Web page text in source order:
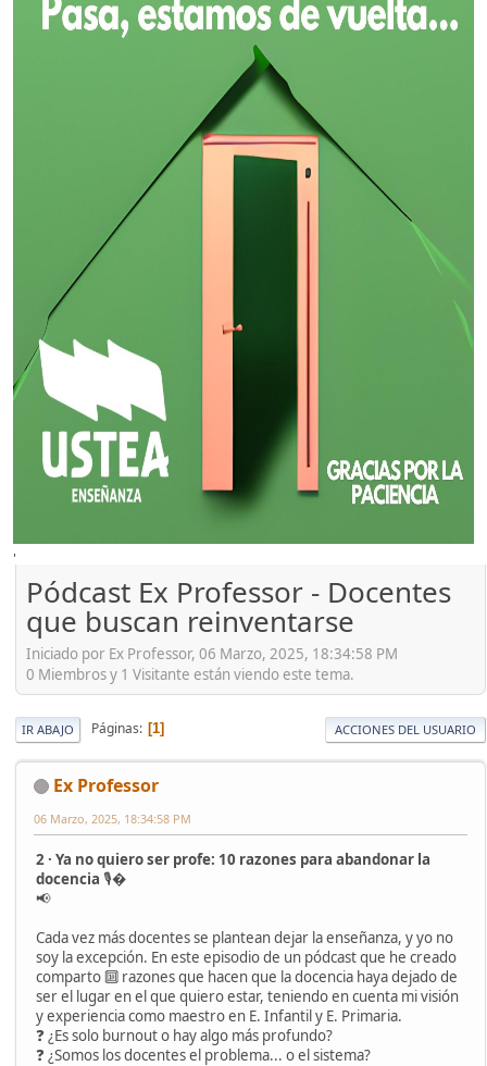
'
Pódcast Ex Professor - Docentes
que buscan reinventarse
Iniciado por Ex Professor, 06 Marzo, 2025, 18:34:58 PM
0 Miembros y 1 Visitante están viendo este tema.
IR ABAJO Páginas 1 ACCIONES DEL USUARIO
Ex Professor
06 Marzo, 2025, 18:34:58 PM
2 · Ya no quiero ser profe: 10 razones para abandonar la
docencia 🎙�
📢
Cada vez más docentes se plantean dejar la enseñanza, y yo no
soy la excepción. En este episodio de un pódcast que he creado
comparto 🔟 razones que hacen que la docencia haya dejado de
ser el lugar en el que quiero estar, teniendo en cuenta mi visión
y experiencia como maestro en E. Infantil y E. Primaria.
❓ ¿Es solo burnout o hay algo más profundo?
❓ ¿Somos los docentes el problema... o el sistema?